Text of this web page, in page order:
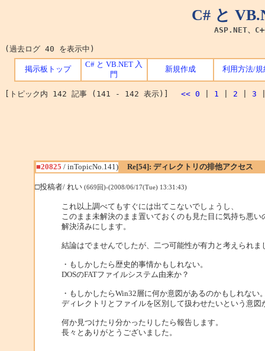
C# と
ASP.NET、
(過去ログ 40 を表示中)
掲示板トップ
C# と VB.NET 入
門
新規作成 利用方法/規
[トピック内 142 記事 (141 - 142 表示)] << 0 1 2 3
■20825 / inTopicNo.141) Re[54]: ディレクトリの排他アクセス
□投稿者/ れい (669回)-(2008/06/17(Tue) 13:31:43)
これ以上調べてもすぐには出てこないでしょうし、
このまま未解決のまま置いておくのも見た目に気持ち悪い
解決済みにします。
結論はでませんでしたが、二つ可能性が有力と考えられま
・もしかしたら歴史的事情かもしれない。
DOSのFATファイルシステム由来か？
・もしかしたらWin32層に何か意図があるのかもしれない
ディレクトリとファイルを区別して扱わせたいという意図
何か見つけたり分かったりしたら報告します。
長々とありがとうございました。